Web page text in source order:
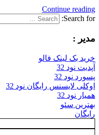
Continue reading
Search for:
مدیر :
خرید بک لینک فالو
آپدیت نود 32
پسورد نود 32
اوکلی لایسنس رایگان نود 32
همیار نود 32
بهترین سئو
رایگان